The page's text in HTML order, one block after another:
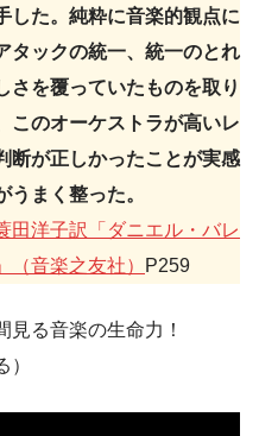
した。純粋に音楽的観点に
タックの統一、統一のとれ
さを覆っていたものを取り
このオーケストラが高いレ
断が正しかったことが実感
まく整った。
田洋子訳「ダニエル・バレ
音楽之友社）
P259
る音楽の生命力！